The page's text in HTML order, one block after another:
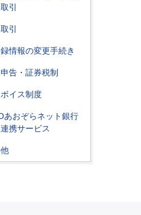
引
引
情報の変更手続き
告・証券税制
イス制度
あおぞらネット銀行
携サービス